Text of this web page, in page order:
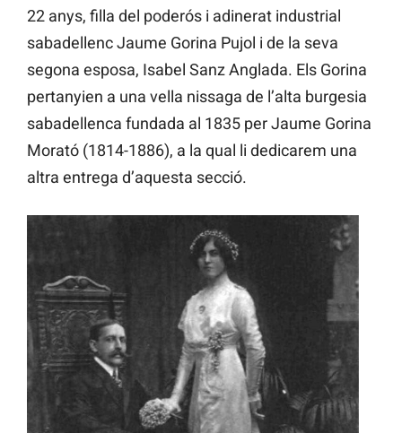
22 anys, filla del poderós i adinerat industrial
sabadellenc Jaume Gorina Pujol i de la seva
segona esposa, Isabel Sanz Anglada. Els Gorina
pertanyien a una vella nissaga de l’alta burgesia
sabadellenca fundada al 1835 per Jaume Gorina
Morató (1814-1886), a la qual li dedicarem una
altra entrega d’aquesta secció.